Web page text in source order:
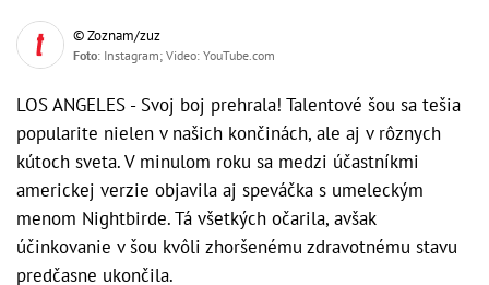
© Zoznam/zuz
Foto: Instagram; Video: YouTube.com
LOS ANGELES - Svoj boj prehrala! Talentové šou sa tešia
popularite nielen v našich končinách, ale aj v rôznych
kútoch sveta. V minulom roku sa medzi účastníkmi
americkej verzie objavila aj speváčka s umeleckým
menom Nightbirde. Tá všetkých očarila, avšak
účinkovanie v šou kvôli zhoršenému zdravotnému stavu
predčasne ukončila.